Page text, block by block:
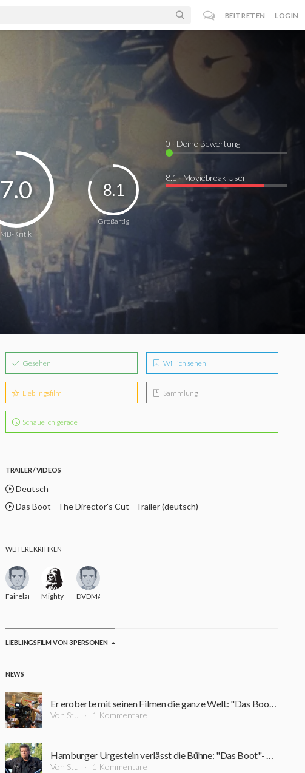
BEITRETEN LOGIN
MB-Kritik
7.0
Großartig
8.1
0 · Deine Bewertung
8.1 · Moviebreak User
Gesehen Will ich sehen
Lieblingsfilm Sammlung
Schaue ich gerade
TRAILER / VIDEOS
Deutsch
Das Boot - The Director's Cut - Trailer (deutsch)
WEITERE KRITIKEN
Fairelane MightyG DVDMAX
LIEBLINGSFILM VON 3 PERSONEN
NEWS
Er eroberte mit seinen Filmen die ganze Welt: "Das Boot"-Regisseur Wolfgang Petersen ist tot
Von Stu 1 Kommentare
Hamburger Urgestein verlässt die Bühne: "Das Boot"- und "Großstadtrevier"-Darsteller Jan Fedder ist tot
Von Stu 1 Kommentare